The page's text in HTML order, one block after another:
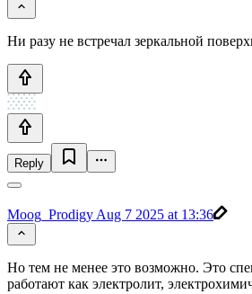
Ни разу не встречал зеркальной
Reply
Moog_Prodigy Aug 7 2025 at 13:36
Но тем не менее это возможно. Это
работают как электролит,